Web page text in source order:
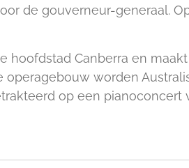
de gouverneur-generaal.
hoofdstad Canberra en
operagebouw worden
op een pianoconcert